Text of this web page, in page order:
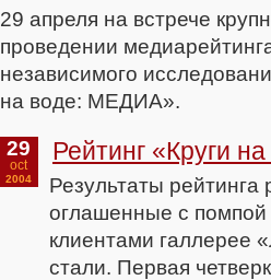
29 апреля на встрече
проведении
независимого
на воде: МЕДИА».
29
oct
2004
Рейтинг «Круги
Результаты рейтинга
оглашенные с помпой
клиентами галлерее
стали. Первая